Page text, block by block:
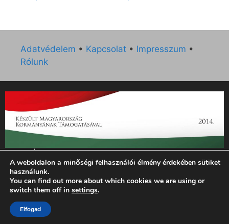
Adatvédelem • Kapcsolat • Impresszum •
Rólunk
„Az Új Ember katolikus hetilap 2014. évi működésének
támogatását az EGYH-KCP-14-P-0121 sz. támogatási
szerződés keretében 3 000 000 Ft összegben támogatta az
Emberi Erőforrások Minisztériuma.”
© 2026 Magyar Kurír - Új Ember
A weboldalon a minőségi felhasználói élmény érdekében sütiket
használunk.
You can find out more about which cookies we are using or
switch them off in settings.
Elfogad